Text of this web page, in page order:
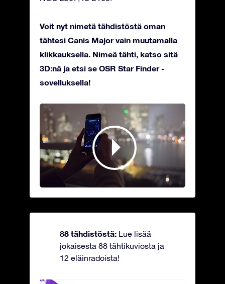
Voit nyt nimetä tähdistöstä oman
tähtesi Canis Major vain muutamalla
klikkauksella. Nimeä tähti, katso sitä
3D:nä ja etsi se OSR Star Finder -
sovelluksella!
88 tähdistöstä: Lue lisää
jokaisesta 88 tähtikuviosta ja
12 eläinradoista!